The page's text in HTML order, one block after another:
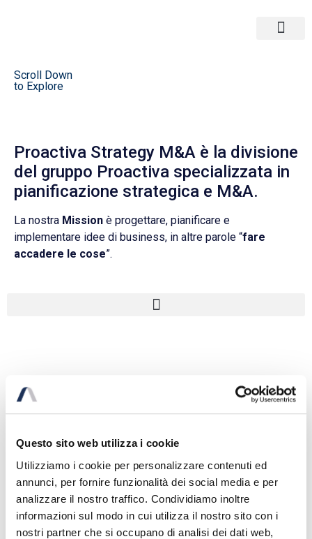
Questo sito web utilizza i cookie
Utilizziamo i cookie per personalizzare contenuti ed
annunci, per fornire funzionalità dei social media e per
analizzare il nostro traffico. Condividiamo inoltre
informazioni sul modo in cui utilizza il nostro sito con i
nostri partner che si occupano di analisi dei dati web,
Scroll Down
to Explore
Proactiva Strategy M&A è la divisione
del gruppo Proactiva specializzata in
pianificazione strategica e M&A.
La nostra Mission è progettare, pianificare e
implementare idee di business, in altre parole “fare
accadere le cose”.
dell’abbigliamento aveva una pluralità di
mutui ipotecari sugli stessi immobili, alcuni
dei quali con covenants di garanzia
particolarmente penalizzanti
ATTIVITÀ SVOLTA